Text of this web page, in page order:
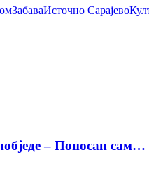
ЗабаваИсточно Сарајево
– Поносан сам…